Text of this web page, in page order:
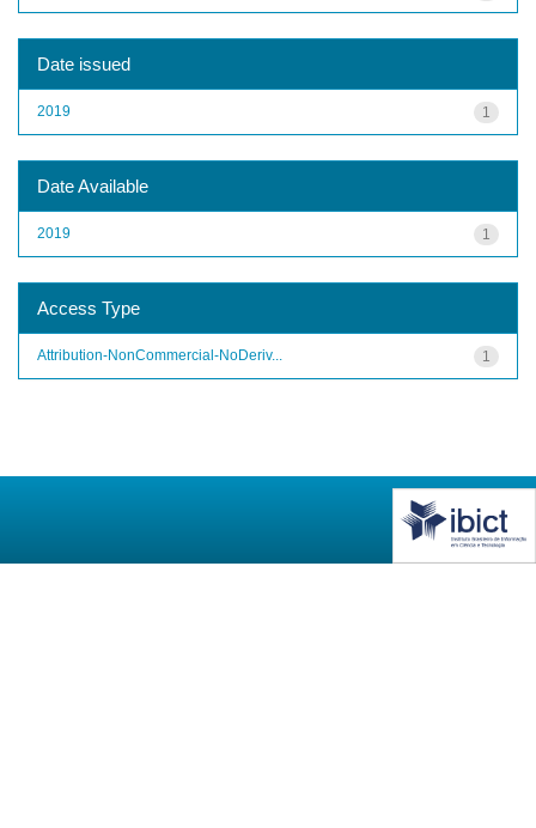
Date issued
1
2019
Date Available
1
2019
Access Type
1
Attribution-NonCommercial-NoDeriv...